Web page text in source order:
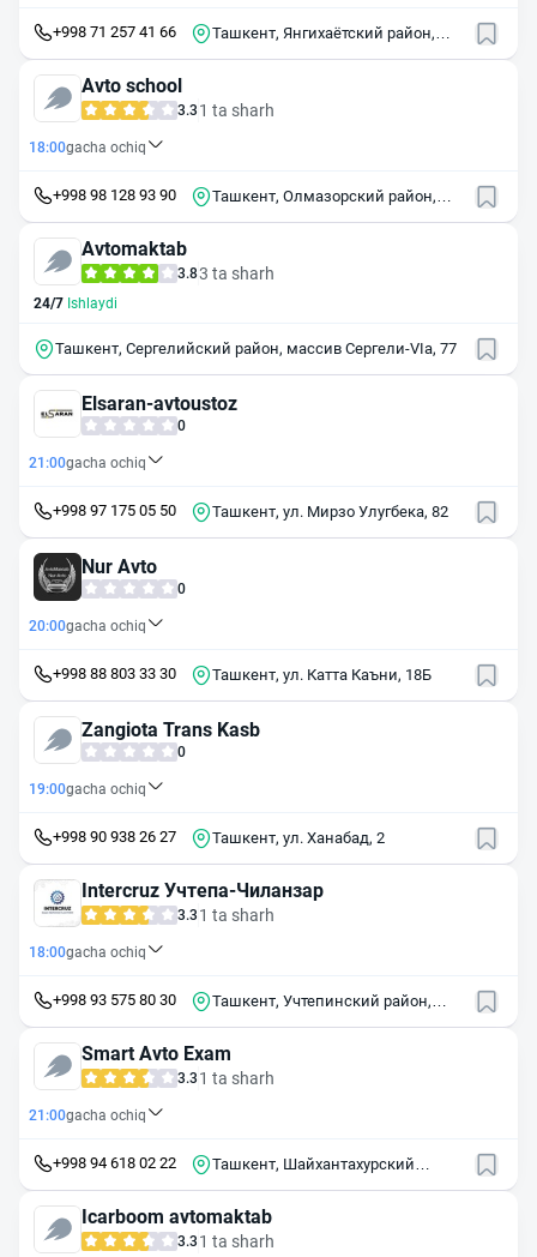
+998 71 257 41 66
Ташкент, Янгихаётский район,
Avto school
3.3 1 ta sharh
18:00gacha ochiq
+998 98 128 93 90
Ташкент, Олмазорский район,
Avtomaktab
3.83 ta sharh
24/7 Ishlaydi
Ташкент, Сергелийский район, массив Сергели-VIа, 77
Elsaran-avtoustoz
0
21:00gacha ochiq
+998 97 175 05 50 Ташкент, ул. Мирзо Улугбека, 82
Nur Avto
0
20:00gacha ochiq
+998 88 803 33 30 Ташкент, ул. Катта Каъни, 18Б
Zangiota Trans Kasb
0
19:00gacha ochiq
+998 90 938 26 27 Ташкент, ул. Ханабад, 2
Intercruz Учтепа-Чиланзар
3.3 1 ta sharh
18:00gacha ochiq
+998 93 575 80 30
Ташкент, Учтепинский район,
Smart Avto Exam
3.3 1 ta sharh
21:00gacha ochiq
+998 94 618 02 22
Ташкент, Шайхантахурский
Icarboom avtomaktab
3.3 1 ta sharh